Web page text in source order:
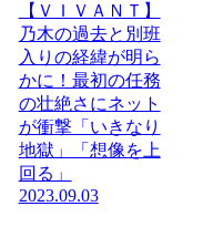
【ＶＩＶＡＮＴ】
乃木の過去と別班
入りの経緯が明ら
かに！最初の任務
の壮絶さにネット
が衝撃「いきなり
地獄」「想像を上
回る」
2023.09.03